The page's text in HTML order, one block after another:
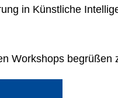
in Künstliche
Workshops begrüßen